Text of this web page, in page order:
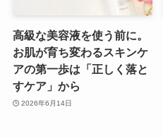
高級な美容液を使う前に。
お肌が育ち変わるスキンケ
アの第一歩は「正しく落と
すケア」から
2026年6月14日